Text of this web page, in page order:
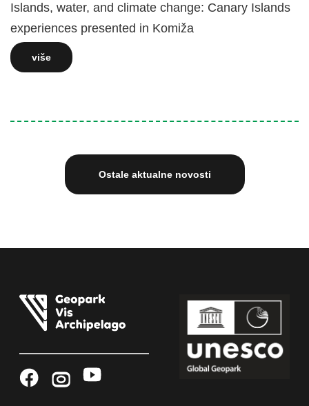
Islands, water, and climate change: Canary Islands
experiences presented in Komiža
više
Ostale aktualne novosti